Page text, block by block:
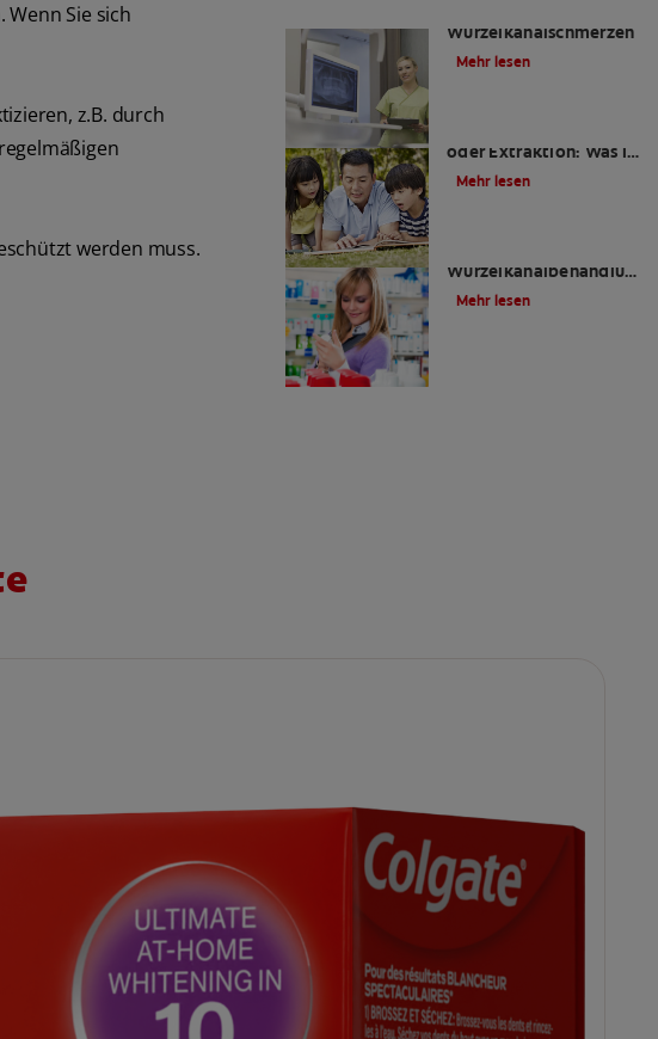
Sie sich
z.B. durch
werden muss.
Wurzelkanalschmerzen
Mehr lesen
oder Extraktion: Was ist
das Richtige für mich?
Mehr lesen
Wurzelkanalbehandlung
schmerzhaft?
Mehr lesen